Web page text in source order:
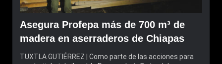
Asegura Profepa más de 700 m³ de
madera en aserraderos de Chiapas
TUXTLA GUTIÉRREZ | Como parte de las acciones para